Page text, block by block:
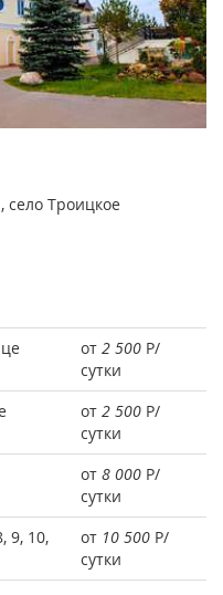
Троицкое
от 2 500 Р/
сутки
от 2 500 Р/
сутки
от 8 000 Р/
сутки
9, 10,
от 10 500 Р/
сутки